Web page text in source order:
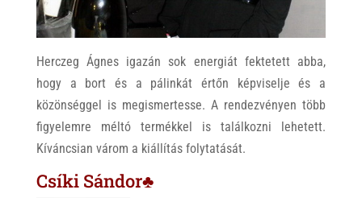
Herczeg Ágnes igazán sok energiát fektetett abba,
hogy a bort és a pálinkát értőn képviselje és a
közönséggel is megismertesse. A rendezvényen több
figyelemre méltó termékkel is találkozni lehetett.
Kíváncsian várom a kiállítás folytatását.
Csíki Sándor♣